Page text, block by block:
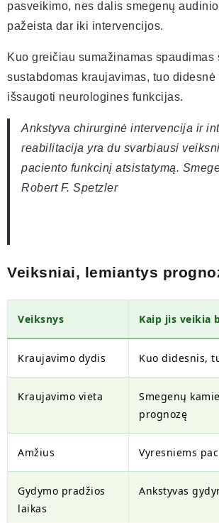
pasveikimo, nes dalis smegenų
pažeista dar iki intervencijos.
Kuo greičiau sumažinamas spaudimas
sustabdomas kraujavimas, tuo didesnė
išsaugoti neurologines funkcijas.
Ankstyva chirurginė intervencija ir
reabilitacija yra du svarbiausi
paciento funkcinį atsistatymą.
Robert F. Spetzler
Veiksniai, lemiantys
Veiksnys Kaip jis veikia
Kraujavimo dydis Kuo didesnis,
Kraujavimo vieta
Smegenų
prognozę
Amžius Vyresniems
Gydymo pradžios
laikas
Ankstyvas